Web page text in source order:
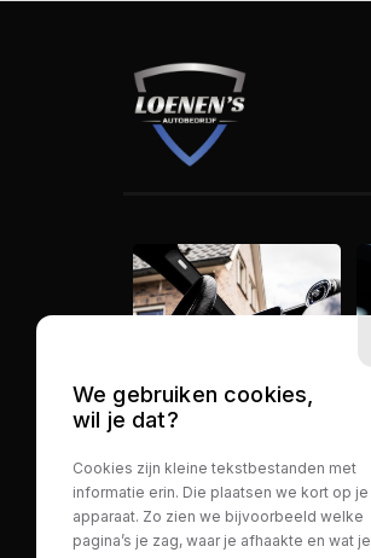
We gebruiken cookies,
wil je dat?
Cookies zijn kleine tekstbestanden met
informatie erin. Die plaatsen we kort op je
apparaat. Zo zien we bijvoorbeeld welke
pagina’s je zag, waar je afhaakte en wat je